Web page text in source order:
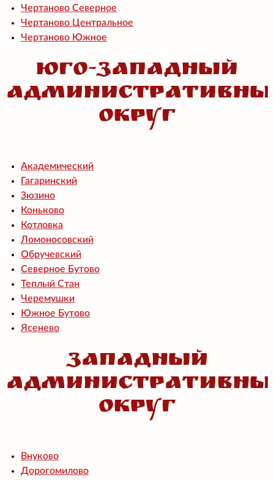
Чертаново Северное
Чертаново Центральное
Чертаново Южное
Юго-Западный
округ
Академический
Гагаринский
Зюзино
Коньково
Котловка
Ломоносовский
Обручевский
Северное Бутово
Теплый Стан
Черемушки
Южное Бутово
Ясенево
Западный
округ
Внуково
Дорогомилово